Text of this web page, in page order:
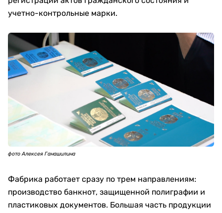
учетно-контрольные марки.
фото Алексея Ганашилина
Фабрика работает сразу по трем направлениям:
производство банкнот, защищенной полиграфии и
пластиковых документов. Большая часть продукции